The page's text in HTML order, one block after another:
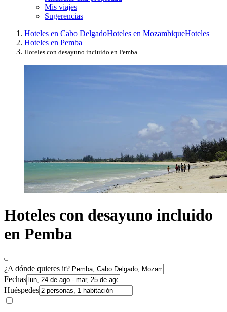
Mis viajes
Sugerencias
Hoteles en Cabo DelgadoHoteles en MozambiqueHoteles
Hoteles en Pemba
Hoteles con desayuno incluido en Pemba
Hoteles con desayuno incluido
en Pemba
¿A dónde quieres ir?
Fechas
Huéspedes